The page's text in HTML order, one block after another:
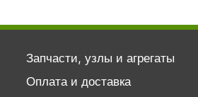
Запчасти, узлы и агрегаты
Оплата и доставка